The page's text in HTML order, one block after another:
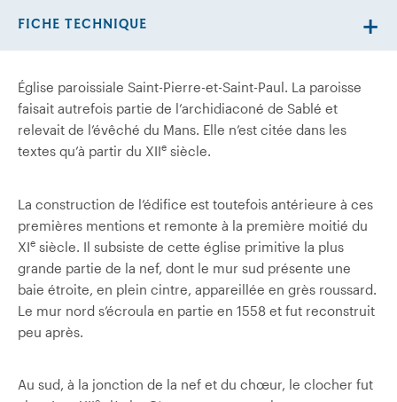
Église paroissiale Saint-Pierre-et-Saint-Paul. La paroisse
faisait autrefois partie de l’archidiaconé de Sablé et
relevait de l’évêché du Mans. Elle n’est citée dans les
textes qu’à partir du XIIe siècle.
La construction de l’édifice est toutefois antérieure à ces
premières mentions et remonte à la première moitié du
XIe siècle. Il subsiste de cette église primitive la plus
grande partie de la nef, dont le mur sud présente une
baie étroite, en plein cintre, appareillée en grès roussard.
Le mur nord s’écroula en partie en 1558 et fut reconstruit
peu après.
Au sud, à la jonction de la nef et du chœur, le clocher fut
FICHE TECHNIQUE